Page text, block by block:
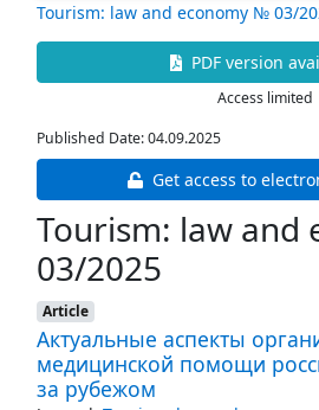
Tourism: law and economy № 03/
PDF version
Access limited
Published Date: 04.09.2025
Get access to
Tourism: law
03/2025
Article
Актуальные аспекты
медицинской помощи
за рубежом